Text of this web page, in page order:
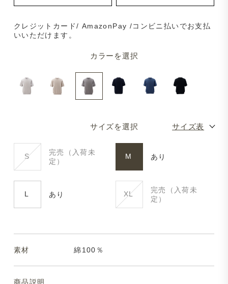
カラーを選択
サイズを選択 サイズ表
S
完売（入荷未
定）
M あり
L あり XL
完売（入荷未
定）
クレジットカード/ AmazonPay /コンビニ払いでお支払
いいただけます。
素材 綿100％
商品説明